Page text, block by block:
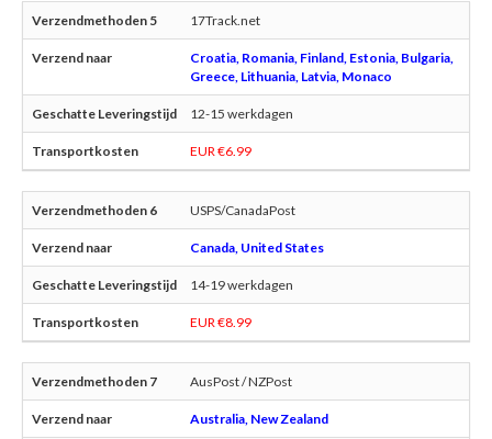
17Track.net
Croatia, Romania, Finland, Estonia, Bulgaria,
Greece, Lithuania, Latvia, Monaco
12-15 werkdagen
EUR €6.99
USPS/CanadaPost
Canada, United States
14-19 werkdagen
EUR €8.99
AusPost / NZPost
Australia, New Zealand